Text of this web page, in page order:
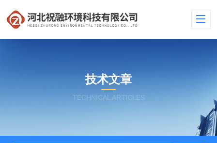
技术文章
TECHNICAL ARTICLES